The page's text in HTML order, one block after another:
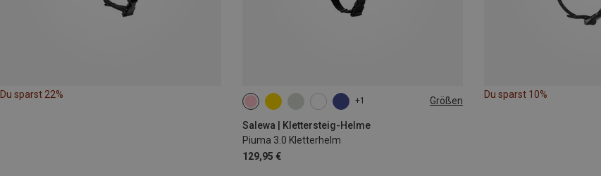
Du sparst 22%
+1 Größen
Salewa | Klettersteig-Helme
Piuma 3.0 Kletterhelm
129,95 €
57-62CM S-M | 53-58CM
Du sparst 10%